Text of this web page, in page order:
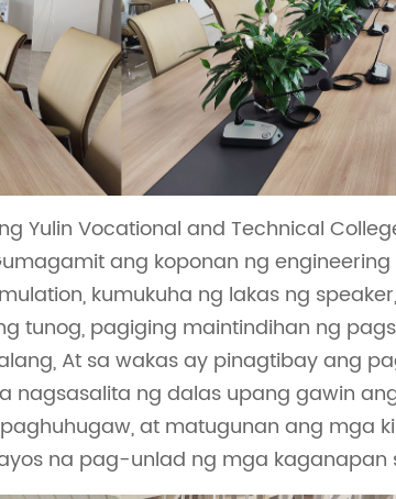
Yulin Vocational and Technical
ang koponan ng engineering
kumukuha ng lakas ng
tunog, pagiging maintindihan ng
At sa wakas ay pinagtibay ang
ng dalas upang gawin
at matugunan ang mga
na pag-unlad ng mga kaganapan